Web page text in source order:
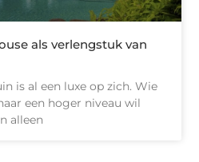
als verlengstuk van
is al een luxe op zich. Wie
een hoger niveau wil
alleen